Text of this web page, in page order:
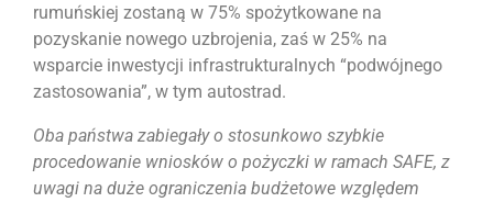
rumuńskiej zostaną w 75% spożytkowane na
pozyskanie nowego uzbrojenia, zaś w 25% na
wsparcie inwestycji infrastrukturalnych “podwójnego
zastosowania”, w tym autostrad.
Oba państwa zabiegały o stosunkowo szybkie
procedowanie wniosków o pożyczki w ramach SAFE, z
uwagi na duże ograniczenia budżetowe względem